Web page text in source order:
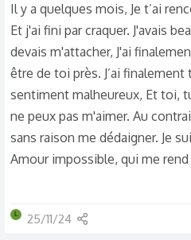
Il y a quelques mois, Je t’ai
Et j'ai fini par craquer. J'avais
devais m'attacher, J'ai
être de toi près. J’ai
sentiment malheureux, Et toi,
ne peux pas m'aimer. Au
sans raison me dédaigner. Je
Amour impossible, qui me
fait tant souffrir... Comment
consume et meurs. Je me suis
25/11/24